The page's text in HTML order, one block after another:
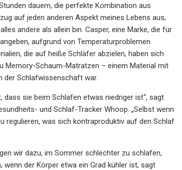
dauern, die perfekte Kombination aus
auf jeden anderen Aspekt meines Lebens aus,
andere als allein bin. Casper, eine Marke, die für
aufgrund von Temperaturproblemen
die auf heiße Schläfer abzielen, haben sich
Memory-Schaum-Matratzen – einem Material mit
der Schlafwissenschaft war.
sie beim Schlafen etwas niedriger ist“, sagt
und Schlaf-Tracker Whoop. „Selbst wenn
regulieren, was sich kontraproduktiv auf den Schlaf
wir dazu, im Sommer schlechter zu schlafen,
der Körper etwa ein Grad kühler ist, sagt